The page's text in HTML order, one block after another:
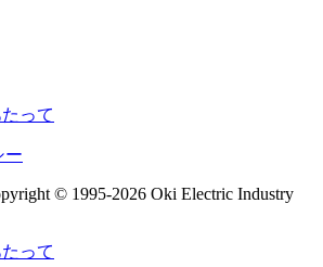
って
ー
© 1995-2026 Oki Electric Industry
って